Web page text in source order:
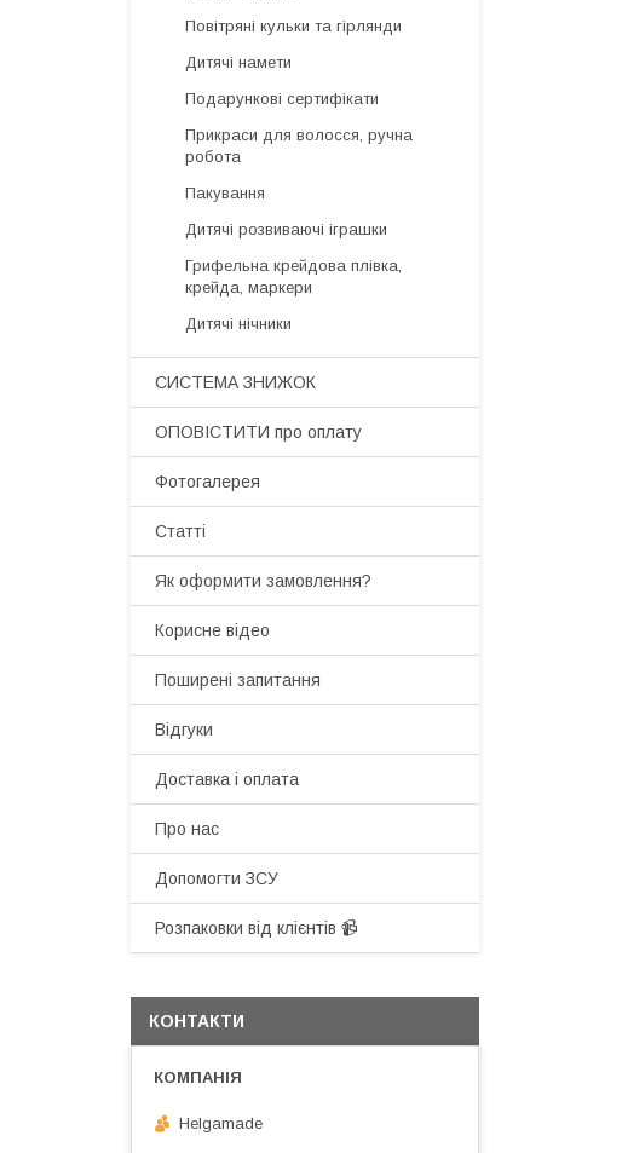
Повітряні кульки та гірлянди
Дитячі намети
Подарункові сертифікати
Прикраси для волосся, ручна
робота
Пакування
Дитячі розвиваючі іграшки
Грифельна крейдова плівка,
крейда, маркери
Дитячі нічники
СИСТЕМА ЗНИЖОК
ОПОВІСТИТИ про оплату
Фотогалерея
Статті
Як оформити замовлення?
Корисне відео
Поширені запитання
Відгуки
Доставка і оплата
Про нас
Допомогти ЗСУ
Розпаковки від клієнтів 📹
КОНТАКТИ
Helgamade